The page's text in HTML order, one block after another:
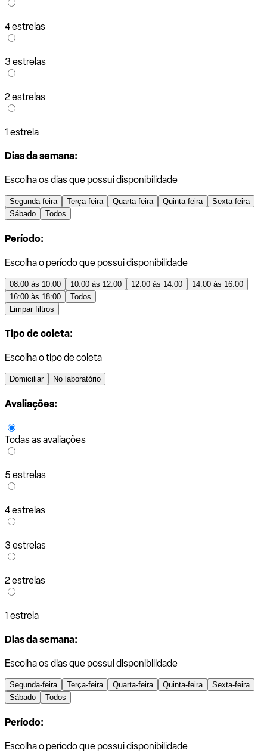
4 estrelas
3 estrelas
2 estrelas
1 estrela
Dias da semana:
Escolha os dias que possui disponibilidade
Segunda-feira Terça-feira Quarta-feira Quinta-feira
Sexta-feira
Sábado
Todos
Período:
Escolha o período que possui disponibilidade
08:00 às 10:00 10:00 às 12:00 12:00 às 14:00
14:00 às 16:00
16:00 às 18:00
Todos
Limpar filtros
Tipo de coleta:
Escolha o tipo de coleta
Domiciliar No laboratório
Avaliações:
Todas as avaliações
5 estrelas
4 estrelas
3 estrelas
2 estrelas
1 estrela
Dias da semana:
Escolha os dias que possui disponibilidade
Segunda-feira Terça-feira Quarta-feira Quinta-feira
Sexta-feira
Sábado
Todos
Período:
Escolha o período que possui disponibilidade